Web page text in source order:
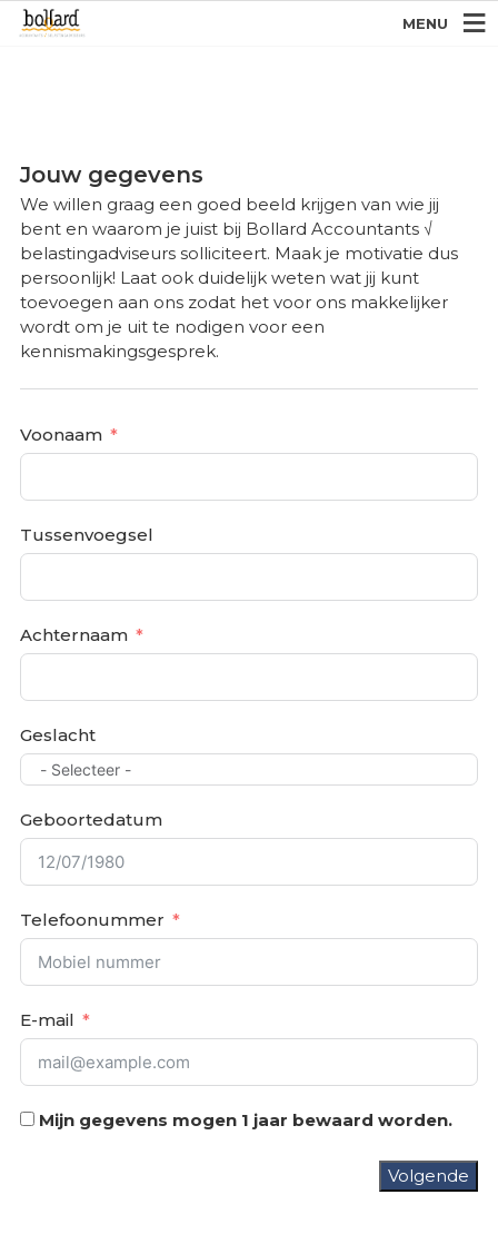
MENU
Jouw gegevens
We willen graag een goed beeld krijgen van wie jij
bent en waarom je juist bij Bollard Accountants √
belastingadviseurs solliciteert. Maak je motivatie dus
persoonlijk! Laat ook duidelijk weten wat jij kunt
toevoegen aan ons zodat het voor ons makkelijker
wordt om je uit te nodigen voor een
kennismakingsgesprek.
Voonaam
Tussenvoegsel
Achternaam
Geslacht
Geboortedatum
Telefoonummer
E-mail
Mijn gegevens mogen 1 jaar bewaard worden.
Volgende